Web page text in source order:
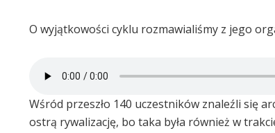
O wyjątkowości cyklu rozmawialiśmy z jego
Wśród przeszło 140 uczestników znaleźli się
ostrą rywalizację, bo taka była również w